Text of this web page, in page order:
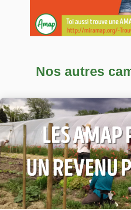
Nos autres
campagne